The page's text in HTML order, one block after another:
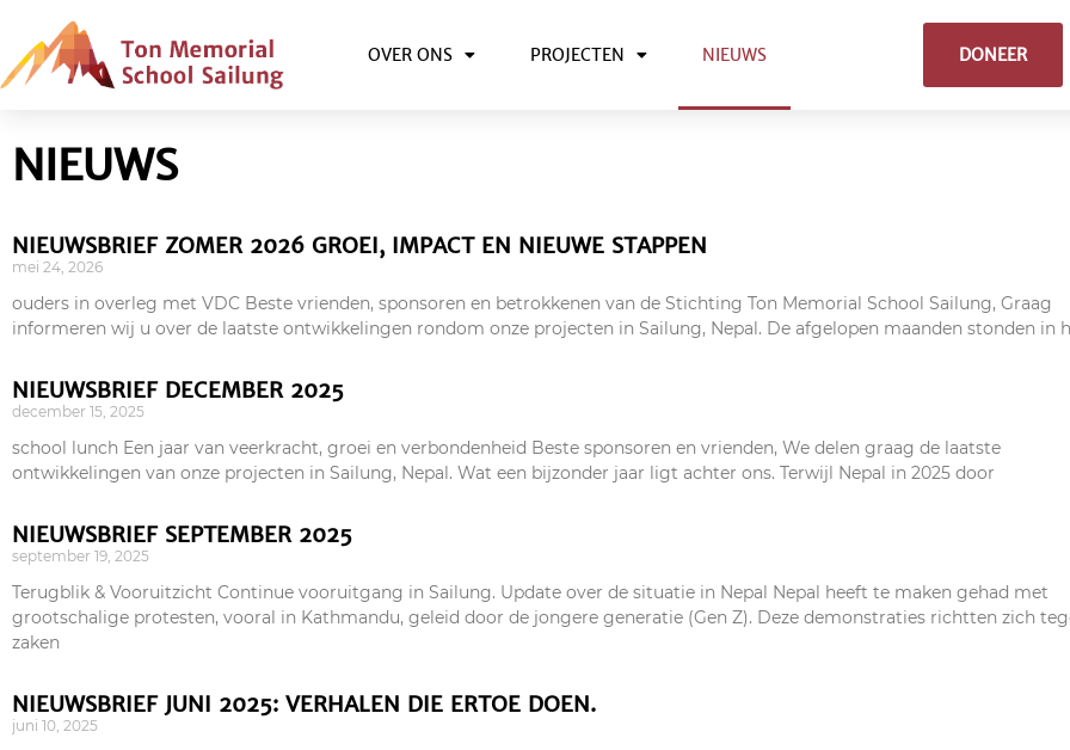
OVER ONS PROJECTEN NIEUWS DONEER
NIEUWS
NIEUWSBRIEF ZOMER 2026 GROEI, IMPACT EN NIEUWE STAPPEN
mei 24, 2026
ouders in overleg met VDC Beste vrienden, sponsoren en betrokkenen van de Stichting Ton Memorial School Sailung, Graag
informeren wij u over de laatste ontwikkelingen rondom onze projecten in Sailung, Nepal. De afgelopen maanden stonden in
NIEUWSBRIEF DECEMBER 2025
december 15, 2025
school lunch Een jaar van veerkracht, groei en verbondenheid Beste sponsoren en vrienden, We delen graag de laatste
ontwikkelingen van onze projecten in Sailung, Nepal. Wat een bijzonder jaar ligt achter ons. Terwijl Nepal in 2025 door
NIEUWSBRIEF SEPTEMBER 2025
september 19, 2025
Terugblik & Vooruitzicht Continue vooruitgang in Sailung. Update over de situatie in Nepal Nepal heeft te maken gehad met
grootschalige protesten, vooral in Kathmandu, geleid door de jongere generatie (Gen Z). Deze demonstraties richtten zich
zaken
NIEUWSBRIEF JUNI 2025: VERHALEN DIE ERTOE DOEN.
juni 10, 2025